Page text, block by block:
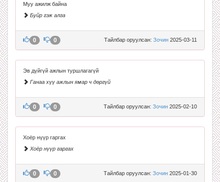
Муу ажилж байна
Буйр гэж алга
Тайлбар оруулсан: Зочин 2025-03-11
0 0
Эв дүйгүй ажлын туршлагагүй
Ганаа хүү ажлын ямар ч дөргүй
Тайлбар оруулсан: Зочин 2025-02-10
0 0
Хоёр нүүр гаргах
Хоёр нүүр гаргах
Тайлбар оруулсан: Зочин 2025-01-30
0 0